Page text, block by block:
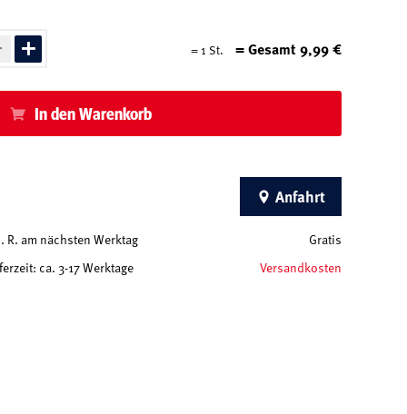
=1 St. = Gesamt9,99€
In den Warenkorb
Anfahrt
R. am nächsten Werktag Gratis
ca. 3-17 Werktage Versandkosten